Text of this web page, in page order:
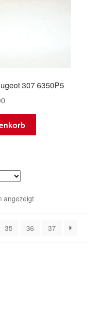
307 6350P5
angezeigtNach
35 36 37